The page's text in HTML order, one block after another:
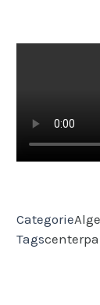
Categorie
Tags